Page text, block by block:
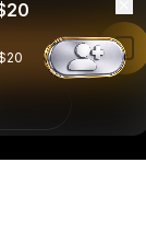
Bybit